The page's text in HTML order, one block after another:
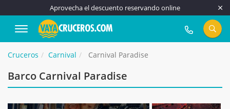
Aprovecha el descuento reservando online
917 815 555
Cruceros Carnival Carnival Paradise
Barco Carnival Paradise